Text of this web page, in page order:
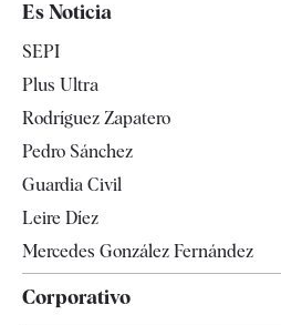
Televisión
Es Noticia
SEPI
Plus Ultra
Rodríguez Zapatero
Pedro Sánchez
Guardia Civil
Leire Díez
Mercedes González Fernández
Corporativo